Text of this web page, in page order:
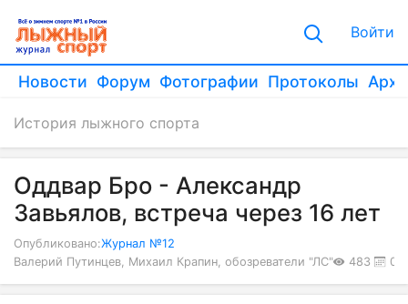
Войти
Новости Форум Фотографии Протоколы
История лыжного спорта
Оддвар Бро - Александр
Завьялов, встреча через 16 лет
Опубликовано:Журнал №12
Валерий Путинцев, Михаил Крапин, обозреватели "ЛС"
483